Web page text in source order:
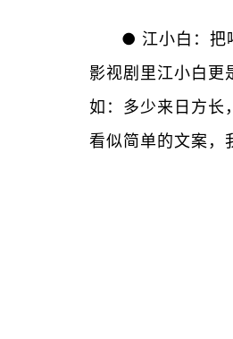
● 江小白：把
影视剧里江小白更
如：多少来日方长
看似简单的文案，